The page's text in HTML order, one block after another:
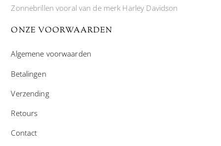
Zonnebrillen vooral van de merk Harley Davidson
ONZE VOORWAARDEN
Algemene voorwaarden
Betalingen
Verzending
Retours
Contact